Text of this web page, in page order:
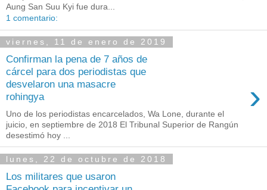
Aung San Suu Kyi fue dura...
1 comentario:
viernes, 11 de enero de 2019
Confirman la pena de 7 años de
cárcel para dos periodistas que
desvelaron una masacre
rohingya
›
Uno de los periodistas encarcelados, Wa Lone, durante el
juicio, en septiembre de 2018 El Tribunal Superior de Rangún
desestimó hoy ...
lunes, 22 de octubre de 2018
Los militares que usaron